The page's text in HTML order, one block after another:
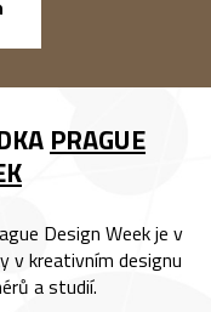
PRAGUE
Design Week je v
v kreativním designu
a studií.